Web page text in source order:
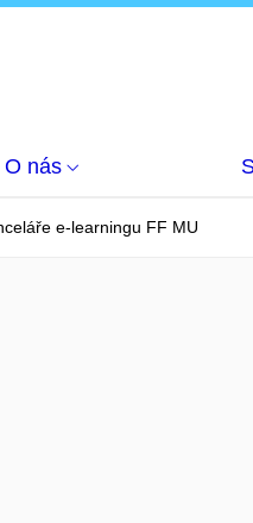
O nás
e-learningu FF MU